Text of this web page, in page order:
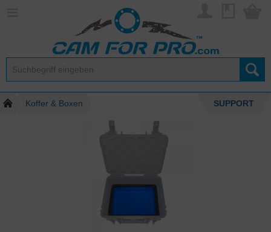
Koffer & Boxen SUPPORT